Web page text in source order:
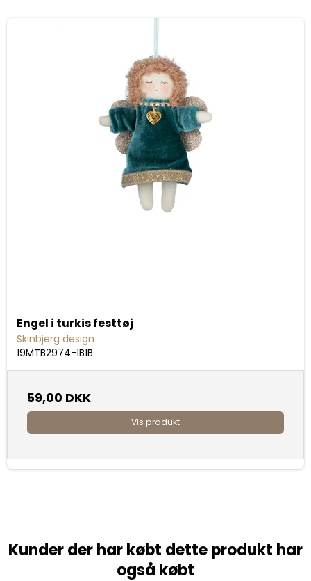
Engel i turkis festtøj
Skinbjerg design
19MTB2974-1B1B
59,00 DKK
Vis produkt
Kunder der har købt dette produkt har
også købt